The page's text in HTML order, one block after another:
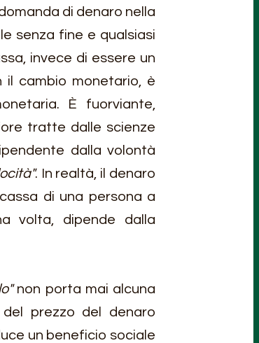
di denaro nella
senza fine e qualsiasi
invece di essere un
cambio monetario, è
È fuorviante,
tratte dalle scienze
dalla volontà
. In realtà, il denaro
di una persona a
volta, dipende dalla
non porta mai alcuna
prezzo del denaro
un beneficio sociale